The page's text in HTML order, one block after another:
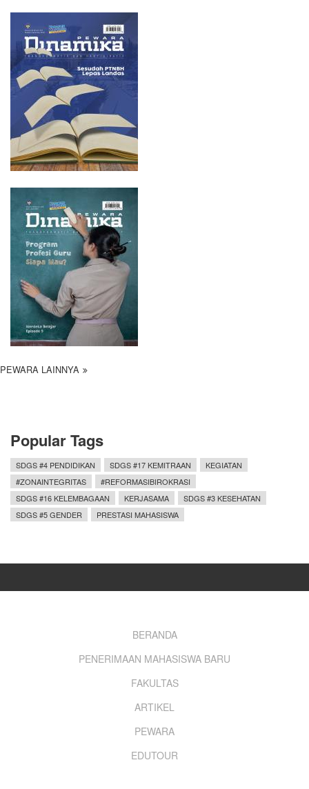
PEWARA LAINNYA
Popular Tags
SDGS #4 PENDIDIKAN SDGS #17 KEMITRAAN
KEGIATAN
#ZONAINTEGRITAS
#REFORMASIBIROKRASI
SDGS #16 KELEMBAGAAN
KERJASAMA
SDGS #3 KESEHATAN
SDGS #5 GENDER
PRESTASI MAHASISWA
BERANDA
PENERIMAAN MAHASISWA BARU
FAKULTAS
ARTIKEL
PEWARA
EDUTOUR